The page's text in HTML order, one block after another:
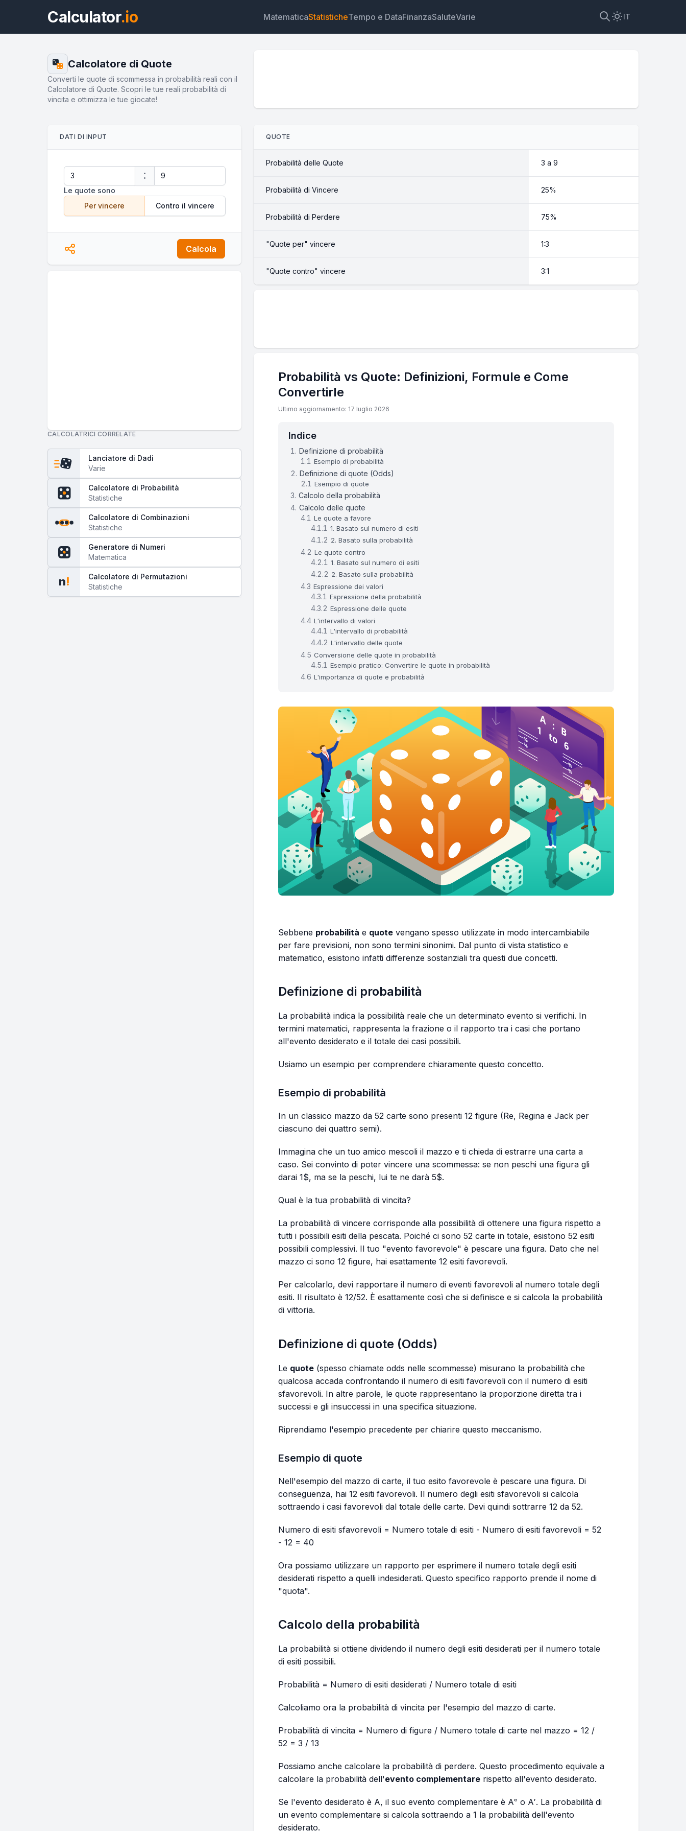
Calculator.io MatematicaStatisticheTempo e DataFinanzaSaluteVarie IT
Calcolatore di Quote
Converti le quote di scommessa in probabilità reali con il
Calcolatore di Quote. Scopri le tue reali probabilità di
vincita e ottimizza le tue giocate!
DATI DI INPUT
:
Le quote sono
Per vincere
Contro il vincere
Calcola
CALCOLATRICI CORRELATE
Lanciatore di Dadi
Varie
Calcolatore di Probabilità
Statistiche
Calcolatore di Combinazioni
Statistiche
Generatore di Numeri
Matematica
n!
Calcolatore di Permutazioni
Statistiche
QUOTE
Probabilità delle Quote 3 a 9
Probabilità di Vincere 25%
Probabilità di Perdere 75%
"Quote per" vincere 1:3
"Quote contro" vincere 3:1
Probabilità vs Quote: Definizioni, Formule e Come
Convertirle
Ultimo aggiornamento: 17 luglio 2026
Indice
Definizione di probabilità
Esempio di probabilità
Definizione di quote (Odds)
Esempio di quote
Calcolo della probabilità
Calcolo delle quote
Le quote a favore
1. Basato sul numero di esiti
2. Basato sulla probabilità
Le quote contro
1. Basato sul numero di esiti
2. Basato sulla probabilità
Espressione dei valori
Espressione della probabilità
Espressione delle quote
L'intervallo di valori
L'intervallo di probabilità
L'intervallo delle quote
Conversione delle quote in probabilità
Esempio pratico: Convertire le quote in probabilità
L'importanza di quote e probabilità
Sebbene probabilità e quote vengano spesso utilizzate in modo intercambiabile
per fare previsioni, non sono termini sinonimi. Dal punto di vista statistico e
matematico, esistono infatti differenze sostanziali tra questi due concetti.
Definizione di probabilità
La probabilità indica la possibilità reale che un determinato evento si verifichi. In
termini matematici, rappresenta la frazione o il rapporto tra i casi che portano
all'evento desiderato e il totale dei casi possibili.
Usiamo un esempio per comprendere chiaramente questo concetto.
Esempio di probabilità
In un classico mazzo da 52 carte sono presenti 12 figure (Re, Regina e Jack per
ciascuno dei quattro semi).
Immagina che un tuo amico mescoli il mazzo e ti chieda di estrarre una carta a
caso. Sei convinto di poter vincere una scommessa: se non peschi una figura gli
darai 1$, ma se la peschi, lui te ne darà 5$.
Qual è la tua probabilità di vincita?
La probabilità di vincere corrisponde alla possibilità di ottenere una figura rispetto a
tutti i possibili esiti della pescata. Poiché ci sono 52 carte in totale, esistono 52 esiti
possibili complessivi. Il tuo "evento favorevole" è pescare una figura. Dato che nel
mazzo ci sono 12 figure, hai esattamente 12 esiti favorevoli.
Per calcolarlo, devi rapportare il numero di eventi favorevoli al numero totale degli
esiti. Il risultato è 12/52. È esattamente così che si definisce e si calcola la probabilità
di vittoria.
Definizione di quote (Odds)
Le quote (spesso chiamate odds nelle scommesse) misurano la probabilità che
qualcosa accada confrontando il numero di esiti favorevoli con il numero di esiti
sfavorevoli. In altre parole, le quote rappresentano la proporzione diretta tra i
successi e gli insuccessi in una specifica situazione.
Riprendiamo l'esempio precedente per chiarire questo meccanismo.
Esempio di quote
Nell'esempio del mazzo di carte, il tuo esito favorevole è pescare una figura. Di
conseguenza, hai 12 esiti favorevoli. Il numero degli esiti sfavorevoli si calcola
sottraendo i casi favorevoli dal totale delle carte. Devi quindi sottrarre 12 da 52.
Numero di esiti sfavorevoli = Numero totale di esiti - Numero di esiti favorevoli = 52
- 12 = 40
Ora possiamo utilizzare un rapporto per esprimere il numero totale degli esiti
desiderati rispetto a quelli indesiderati. Questo specifico rapporto prende il nome di
"quota".
Calcolo della probabilità
La probabilità si ottiene dividendo il numero degli esiti desiderati per il numero totale
di esiti possibili.
Probabilità = Numero di esiti desiderati / Numero totale di esiti
Calcoliamo ora la probabilità di vincita per l'esempio del mazzo di carte.
Probabilità di vincita = Numero di figure / Numero totale di carte nel mazzo = 12 /
52 = 3 / 13
Possiamo anche calcolare la probabilità di perdere. Questo procedimento equivale a
calcolare la probabilità dell'evento complementare rispetto all'evento desiderato.
Se l'evento desiderato è A, il suo evento complementare è Aᶜ o A′. La probabilità di
un evento complementare si calcola sottraendo a 1 la probabilità dell'evento
desiderato.